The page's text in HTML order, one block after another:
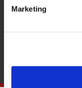
Marketing